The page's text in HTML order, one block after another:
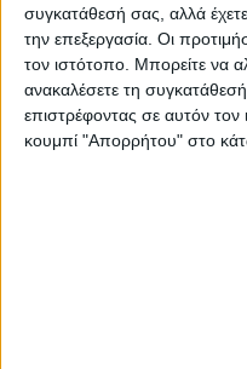
συγκατάθεσή σας, αλλά
την επεξεργασία. Οι
τον ιστότοπο. Μπορείτε να
ανακαλέσετε τη
επιστρέφοντας σε αυτόν τον
κουμπί "Απορρήτου" στο